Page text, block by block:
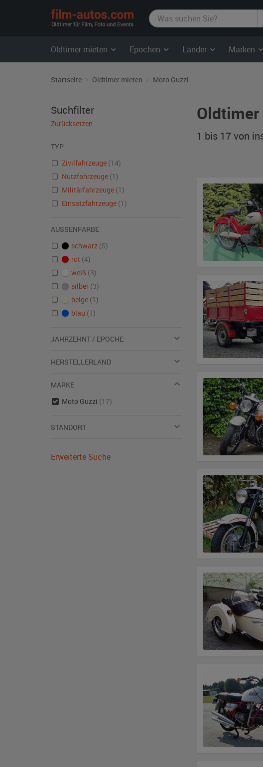
film-
autos.com
Oldtimer mieten Epochen Länder Marken
Startseite Oldtimer mieten Moto Guzzi
1 bis 17 von
Suchfilter
Zurücksetzen
TYP
Zivilfahrzeuge (14)
Nutzfahrzeuge (1)
Militärfahrzeuge (1)
Einsatzfahrzeuge (1)
AUSSENFARBE
schwarz (5)
rot (4)
weiß (3)
silber (3)
beige (1)
blau (1)
JAHRZEHNT / EPOCHE
HERSTELLERLAND
MARKE
Moto Guzzi (17)
STANDORT
Erweiterte Suche